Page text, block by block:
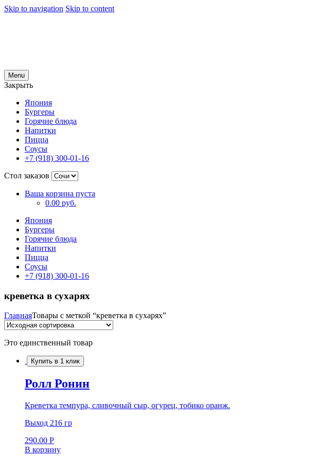
Skip to navigation Skip to content
Menu
Закрыть
Япония
Бургеры
Горячие блюда
Напитки
Пицца
Соусы
+7 (918) 300-01-16
Стол заказов
Ваша корзина пуста
0.00 руб.
Япония
Бургеры
Горячие блюда
Напитки
Пицца
Соусы
+7 (918) 300-01-16
креветка в сухарях
ГлавнаяТовары с меткой “креветка в сухарях”
Это единственный товар
Купить в 1 клик
Ролл Ронин
Креветка темпура, сливочный сыр, огурец, тобико оранж.
Выход 216 гр
290.00 Р
В корзину